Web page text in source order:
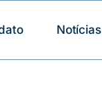
Notícias